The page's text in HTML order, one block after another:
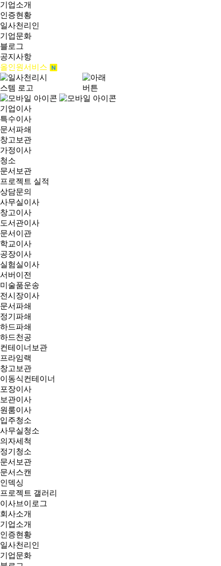
기업소개
인증현황
일사천리인
기업문화
블로그
공지사항
올인원서비스
기업이사
특수이사
문서파쇄
창고보관
가정이사
청소
문서보관
프로젝트 실적
상담문의
사무실이사
창고이사
도서관이사
문서이관
학교이사
공장이사
실험실이사
서버이전
미술품운송
전시장이사
문서파쇄
정기파쇄
하드파쇄
하드천공
컨테이너보관
프라임랙
창고보관
이동식컨테이너
포장이사
보관이사
원룸이사
입주청소
사무실청소
의자세척
정기청소
문서보관
문서스캔
인덱싱
프로젝트 갤러리
이사브이로그
회사소개
기업소개
인증현황
일사천리인
기업문화